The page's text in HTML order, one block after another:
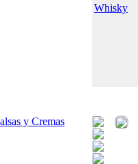
y Cremas
Whisky